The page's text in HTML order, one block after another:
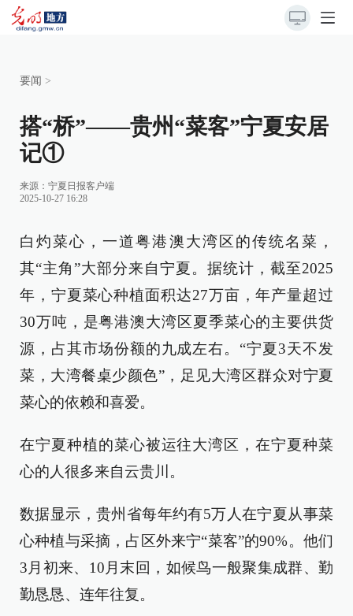
要闻 >
搭“桥”——贵州“菜客”宁夏安居
记①
来源： 宁夏日报客户端
2025-10-27 16:28
白灼菜心，一道粤港澳大湾区的传统名菜，
其“主角”大部分来自宁夏。据统计，截至2025
年，宁夏菜心种植面积达27万亩，年产量超过
30万吨，是粤港澳大湾区夏季菜心的主要供货
源，占其市场份额的九成左右。“宁夏3天不发
菜，大湾餐桌少颜色”，足见大湾区群众对宁夏
菜心的依赖和喜爱。
在宁夏种植的菜心被运往大湾区，在宁夏种菜
心的人很多来自云贵川。
数据显示，贵州省每年约有5万人在宁夏从事菜
心种植与采摘，占区外来宁“菜客”的90%。他们
3月初来、10月末回，如候鸟一般聚集成群、勤
勤恳恳、连年往复。